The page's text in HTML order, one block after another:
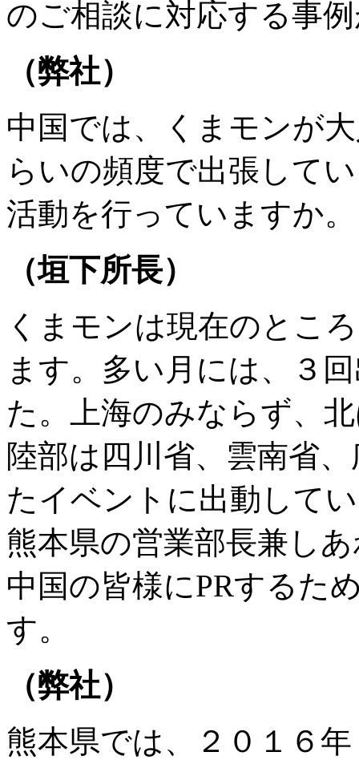
のご相談に対応する事
（弊社）
中国では、くまモンが
らいの頻度で出張して
活動を行っていますか。
（垣下所長）
くまモンは現在のとこ
ます。多い月には、３
た。上海のみならず、
陸部は四川省、雲南省
たイベントに出動して
熊本県の営業部長兼し
中国の皆様にPRするた
す。
（弊社）
熊本県では、２０１６